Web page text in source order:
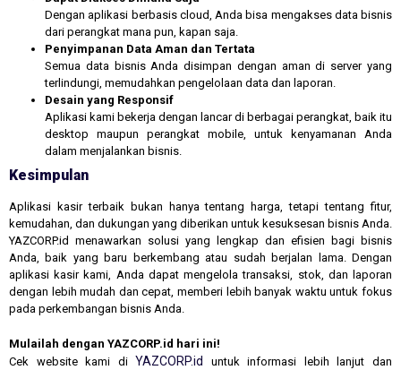
Dengan aplikasi berbasis cloud, Anda bisa mengakses data bisnis
dari perangkat mana pun, kapan saja.
Penyimpanan Data Aman dan Tertata
Semua data bisnis Anda disimpan dengan aman di server yang
terlindungi, memudahkan pengelolaan data dan laporan.
Desain yang Responsif
Aplikasi kami bekerja dengan lancar di berbagai perangkat, baik itu
desktop maupun perangkat mobile, untuk kenyamanan Anda
dalam menjalankan bisnis.
Kesimpulan
Aplikasi kasir terbaik bukan hanya tentang harga, tetapi tentang fitur,
kemudahan, dan dukungan yang diberikan untuk kesuksesan bisnis Anda.
YAZCORP.id menawarkan solusi yang lengkap dan efisien bagi bisnis
Anda, baik yang baru berkembang atau sudah berjalan lama. Dengan
aplikasi kasir kami, Anda dapat mengelola transaksi, stok, dan laporan
dengan lebih mudah dan cepat, memberi lebih banyak waktu untuk fokus
pada perkembangan bisnis Anda.
Mulailah dengan YAZCORP.id hari ini!
Cek website kami di YAZCORP.id
untuk informasi lebih lanjut dan